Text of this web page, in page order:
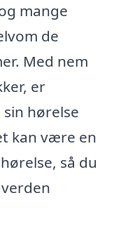
mange
de
Med nem
er
hørelse
kan være en
så du